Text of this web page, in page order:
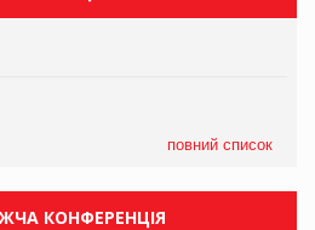
повний список
КОНФЕРЕНЦІЯ